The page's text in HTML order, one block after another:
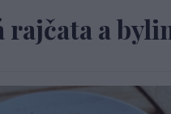
rajčata a